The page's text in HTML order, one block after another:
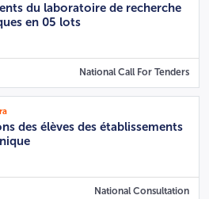
du laboratoire de recherche
en 05 lots
National Call For Tenders
des élèves des établissements
National Consultation